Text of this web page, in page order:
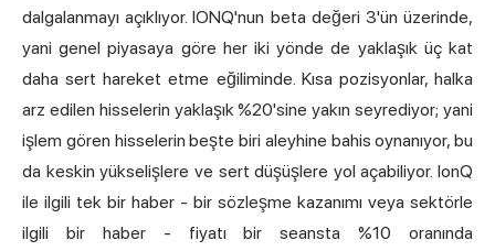
dalgalanmayı açıklıyor. IONQ'nun beta değeri 3'ün üzerinde,
yani genel piyasaya göre her iki yönde de yaklaşık üç kat
daha sert hareket etme eğiliminde. Kısa pozisyonlar, halka
arz edilen hisselerin yaklaşık %20'sine yakın seyrediyor; yani
işlem gören hisselerin beşte biri aleyhine bahis oynanıyor, bu
da keskin yükselişlere ve sert düşüşlere yol açabiliyor. IonQ
ile ilgili tek bir haber - bir sözleşme kazanımı veya sektörle
ilgili bir haber - fiyatı bir seansta %10 oranında